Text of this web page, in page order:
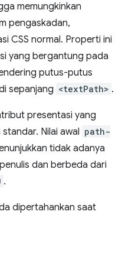
memungkinkan
pengaskadan,
CSS normal. Properti ini
yang bergantung pada
putus-putus
sepanjang <textPath> .
presentasi yang
Nilai awal path-
tidak adanya
dan berbeda dari
.
dipertahankan saat